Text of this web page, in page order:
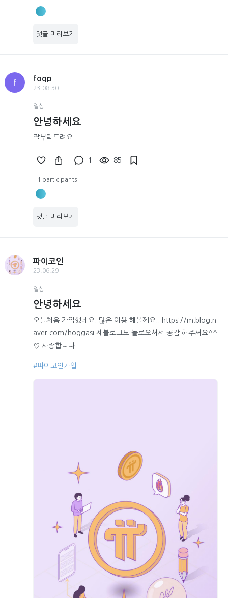
댓글 미리보기
f
foqp
23.08.30
일상
안녕하세요
잘부탁드려요
1 85
1 participants
댓글 미리보기
파이코인
23.06.29
일상
안녕하세요
오늘처음 가입했네요. 많은 이용 해볼께요.. https://m.blog.n
aver.com/hoggasi 제블로그도 놀로오셔서 공감 해주셔요^^
♡ 사랑합니다
#파이코인가입